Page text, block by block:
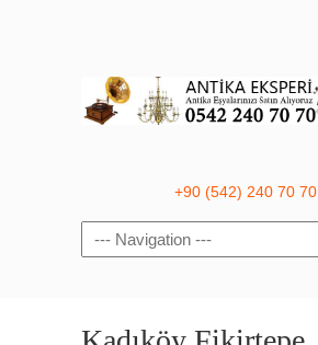
+90 (542) 240 70 70
Navigation